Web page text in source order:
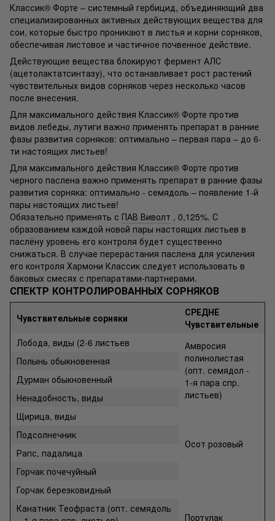
Классик® Форте – системный гербицид, объединяющий два
специализированных активных действующих вещества для
сои, которые быстро проникают в листья и корни сорняков,
обеспечивая листовое и частичное почвенное действие.
Действующие вещества блокируют фермент АЛС
(ацетолактатсинтазу), что останавливает рост растений
чувствительных видов сорняков через несколько часов
после внесения.
Для максимального действия Классик® Форте против
видов лебеды, лутиги важно применять препарат в ранние
фазы развития сорняков: оптимально – первая пара – до 6-
ти настоящих листьев!
Для максимального действия Классик® Форте против
черного паслена важно применять препарат в ранние фазы
развития сорняка: оптимально - семядоль – появление 1-й
пары настоящих листьев!
Обязательно применять с ПАВ Виволт , 0,125%. С
образованием каждой новой пары настоящих листьев в
паслёну уровень его контроля будет существенно
снижаться. В случае перерастания паслена для усиления
его контроля Хармони Классик следует использовать в
баковых смесях с препаратами-партнерами.
СПЕКТР КОНТРОЛИРОВАННЫХ СОРНЯКОВ
Чувствительные сорняки
СРЕДНЕ
Чувствительные
Лобода, виды (2-6 листьев
Амвросия
полинолистая
(опт. семядол -
1-я пара спр.
листьев)
Полынь обыкновенная
Дурман обыкновенный
Ненадобность, виды
Щирица, виды
Осот розовый
Подсолнечник
Рапс, падалица
Горчак почечуйный
Горчак березковидный
Портулак
Канатник Теофраста (опт. семядоль